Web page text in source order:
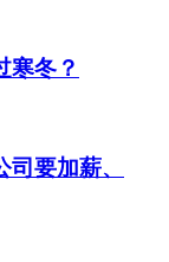
寒冬？
要加薪、